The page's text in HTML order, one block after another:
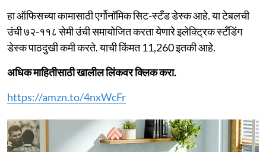
हा ऑफिसच्या कामासाठी एर्गोनॉमिक सिट-स्टँड डेस्क आहे. या टेबलची
उंची ७२-११८ सेमी उंची समायोजित करता येणारे इलेक्ट्रिक स्टँडिंग
डेस्क पाठदुखी कमी करते. याची किंमत 11,260 इतकी आहे.
अधिक माहितीसाठी खालील लिंकवर क्लिक करा.
https://amzn.to/4nxWcFr